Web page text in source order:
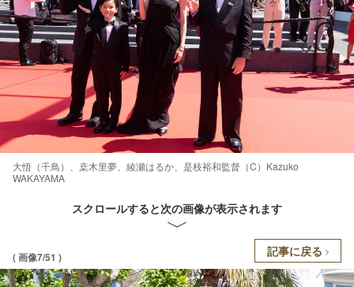
大悟（千鳥）、桒木里夢、綾瀬はるか、是枝裕和監督（C）Kazuko
WAKAYAMA
スクロールすると次の画像が表示されます
( 画像7/51 ) 記事に戻る